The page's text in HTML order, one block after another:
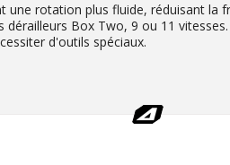
rotation plus fluide, réduisant la
Box Two, 9 ou 11 vitesses.
d'outils spéciaux.